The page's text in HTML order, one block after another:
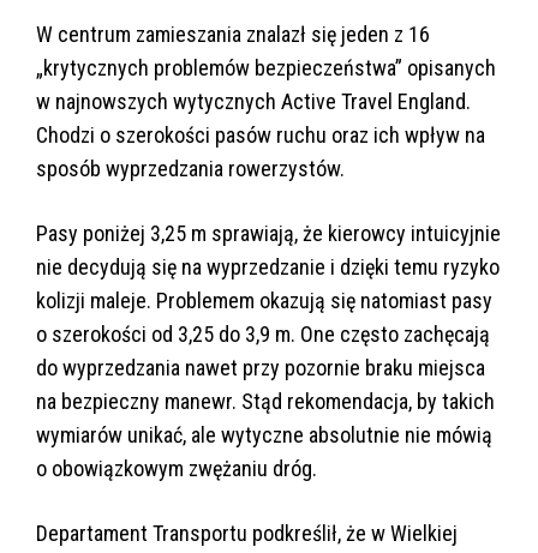
W centrum zamieszania znalazł się jeden z 16
„krytycznych problemów bezpieczeństwa” opisanych
w najnowszych wytycznych Active Travel England.
Chodzi o szerokości pasów ruchu oraz ich wpływ na
sposób wyprzedzania rowerzystów.
Pasy poniżej 3,25 m sprawiają, że kierowcy intuicyjnie
nie decydują się na wyprzedzanie i dzięki temu ryzyko
kolizji maleje. Problemem okazują się natomiast pasy
o szerokości od 3,25 do 3,9 m. One często zachęcają
do wyprzedzania nawet przy pozornie braku miejsca
na bezpieczny manewr. Stąd rekomendacja, by takich
wymiarów unikać, ale wytyczne absolutnie nie mówią
o obowiązkowym zwężaniu dróg.
Departament Transportu podkreślił, że w Wielkiej